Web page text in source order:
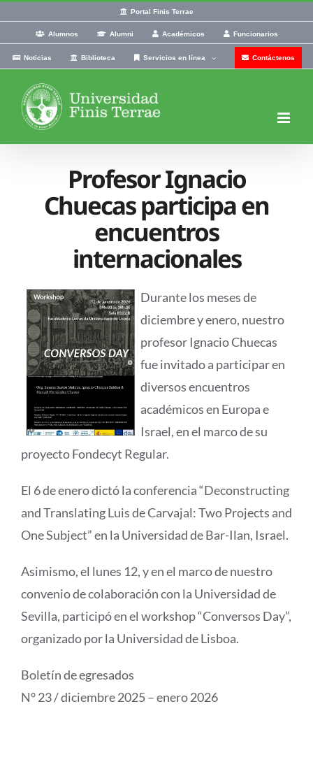
content
Portal Finis Terrae
Alumnos Alumni Académicos Funcionarios
Noticias Biblioteca Servicios en línea Contáctenos
Profesor Ignacio
Chuecas participa en
encuentros
internacionales
Durante los meses de
diciembre y enero, nuestro
profesor Ignacio Chuecas
fue invitado a participar en
diversos encuentros
académicos en Europa e
Israel, en el marco de su
proyecto Fondecyt Regular.
El 6 de enero dictó la conferencia “Deconstructing
and Translating Luis de Carvajal: Two Projects and
One Subject” en la Universidad de Bar-Ilan, Israel.
Asimismo, el lunes 12, y en el marco de nuestro
convenio de colaboración con la Universidad de
Sevilla, participó en el workshop “Conversos Day”,
organizado por la Universidad de Lisboa.
Boletín de egresados
N° 23 / diciembre 2025 – enero 2026